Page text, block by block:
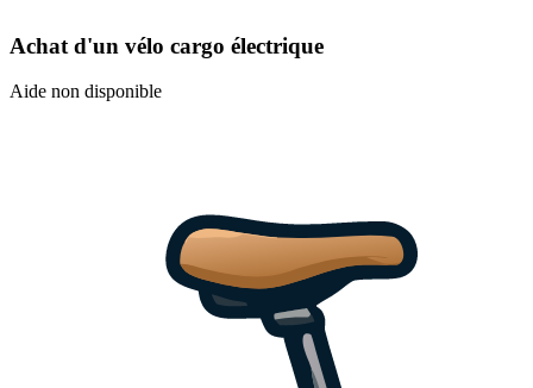
Achat d'un vélo cargo électrique
Aide non disponible